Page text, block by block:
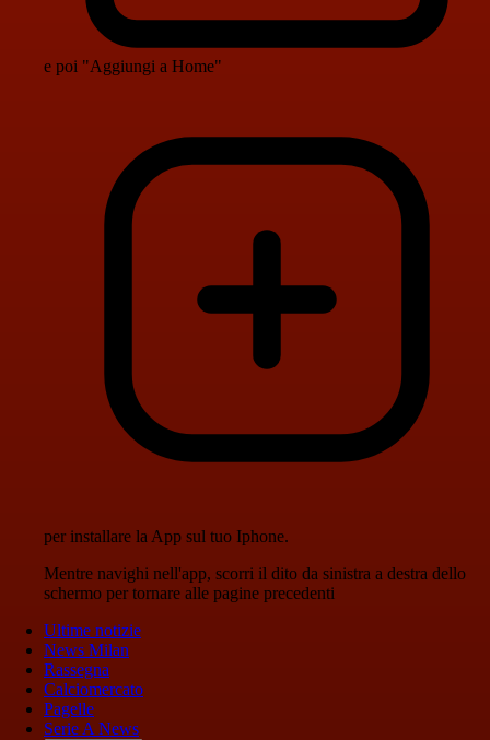
e poi "Aggiungi a Home"
per installare la App sul tuo Iphone.
Mentre navighi nell'app, scorri il dito da sinistra a destra dello
schermo per tornare alle pagine precedenti
Ultime notizie
News Milan
Rassegna
Calciomercato
Pagelle
Serie A News